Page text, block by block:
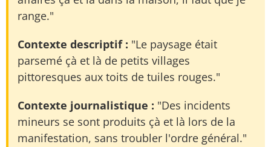
range."
Contexte descriptif : "Le paysage était
parsemé çà et là de petits villages
pittoresques aux toits de tuiles rouges."
Contexte journalistique : "Des incidents
mineurs se sont produits çà et là lors de la
manifestation, sans troubler l'ordre général."